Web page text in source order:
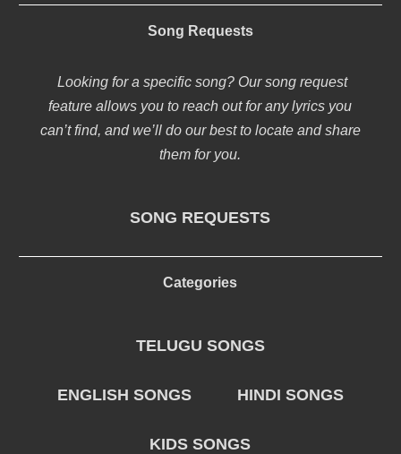
Song Requests
Looking for a specific song? Our song request
feature allows you to reach out for any lyrics you
can’t find, and we’ll do our best to locate and share
them for you.
SONG REQUESTS
Categories
TELUGU SONGS
ENGLISH SONGS HINDI SONGS
KIDS SONGS